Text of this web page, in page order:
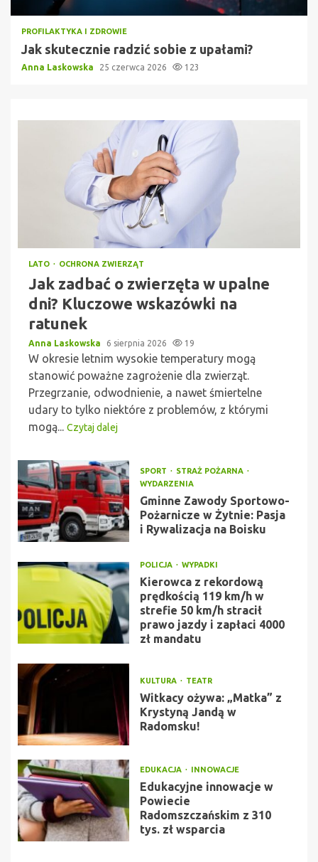
PROFILAKTYKA I ZDROWIE
Jak skutecznie radzić sobie z upałami?
Anna Laskowska 25 czerwca 2026 123
LATO OCHRONA ZWIERZĄT
Jak zadbać o zwierzęta w upalne
dni? Kluczowe wskazówki na
ratunek
Anna Laskowska 6 sierpnia 2026 19
W okresie letnim wysokie temperatury mogą
stanowić poważne zagrożenie dla zwierząt.
Przegrzanie, odwodnienie, a nawet śmiertelne
udary to tylko niektóre z problemów, z którymi
mogą... Czytaj dalej
SPORT
STRAŻ POŻARNA
WYDARZENIA
Gminne Zawody Sportowo-
Pożarnicze w Żytnie: Pasja
i Rywalizacja na Boisku
POLICJA WYPADKI
Kierowca z rekordową
prędkością 119 km/h w
strefie 50 km/h stracił
prawo jazdy i zapłaci 4000
zł mandatu
KULTURA TEATR
Witkacy ożywa: „Matka” z
Krystyną Jandą w
Radomsku!
EDUKACJA INNOWACJE
Edukacyjne innowacje w
Powiecie
Radomszczańskim z 310
tys. zł wsparcia